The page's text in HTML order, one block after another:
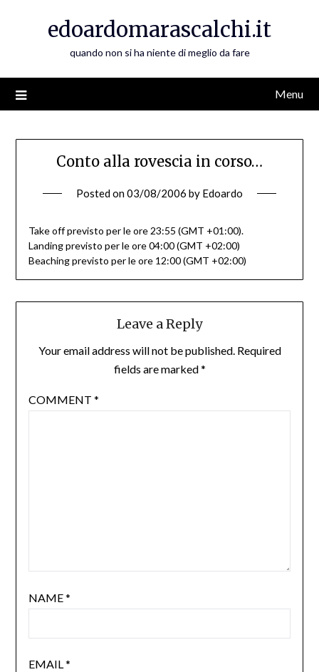
edoardomarascalchi.it
quando non si ha niente di meglio da fare
Menu
Conto alla rovescia in corso…
Posted on03/08/2006 by Edoardo
Take off previsto per le ore 23:55 (GMT +01:00).
Landing previsto per le ore 04:00 (GMT +02:00)
Beaching previsto per le ore 12:00 (GMT +02:00)
Leave a Reply
Your email address will not be published. Required
fields are marked*
COMMENT *
NAME*
EMAIL*